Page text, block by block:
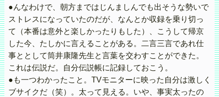
●んなわけで、朝方まではじんましんでも出そうな勢いで
ストレスになっていたのだが、なんとか収録を乗り切っ
て（本番は意外と楽しかったりもした）、こうして帰京
した今、たしかに言えることがある。二言三言であれ仕
事ととして筒井康隆先生と言葉を交わすことができた。
これは伝説だ。自分伝説帳に記録しておこう。
●も一つわかったこと。TVモニターに映った自分は激しく
ブサイクだ（笑）。太って見える。いや、事実太ったの